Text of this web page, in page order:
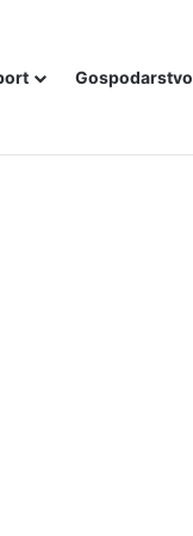
Gospodarstvo
tzv. Krajine